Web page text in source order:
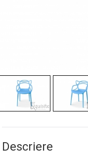
Descriere